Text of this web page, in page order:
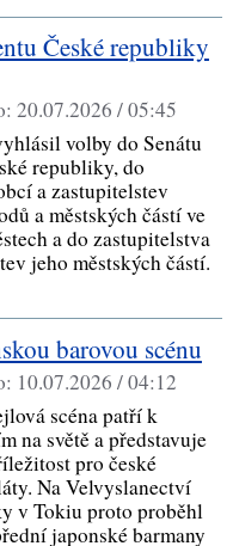
České republiky
20.07.2026 / 05:45
volby do Senátu
republiky, do
a zastupitelstev
a městských částí ve
a do zastupitelstva
jeho městských částí.
barovou scénu
10.07.2026 / 04:12
scéna patří k
na světě a představuje
pro české
Na Velvyslanectví
v Tokiu proto proběhl
japonské barmany